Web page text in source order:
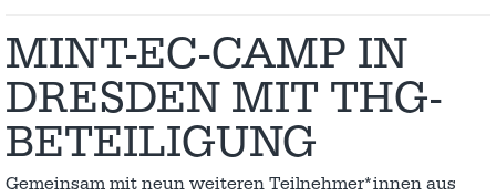
MINT-EC-CAMP IN
DRESDEN MIT THG-
BETEILIGUNG
Gemeinsam mit neun weiteren Teilnehmer*innen aus